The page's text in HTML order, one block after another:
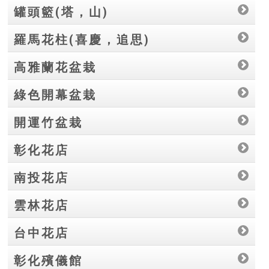
罐頭籃(塔，山)
羅馬花柱(喜慶，追思)
高雅蘭花盆栽
綠色開幕盆栽
開運竹盆栽
彰化花店
南投花店
雲林花店
台中花店
彰化殯儀館